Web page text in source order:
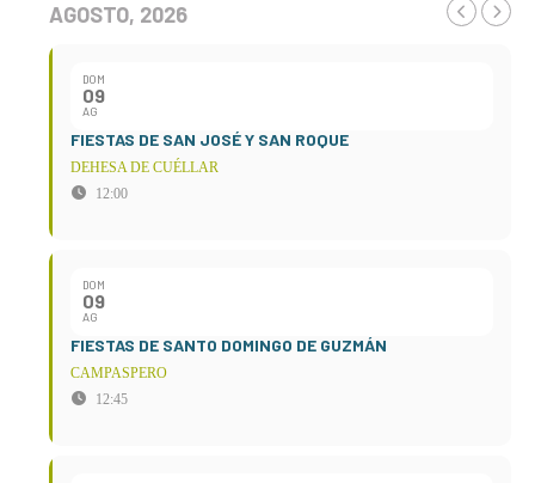
AGOSTO, 2026
DOM
09
AG
FIESTAS DE SAN JOSÉ Y SAN ROQUE
DEHESA DE CUÉLLAR
12:00
DOM
09
AG
FIESTAS DE SANTO DOMINGO DE GUZMÁN
CAMPASPERO
12:45